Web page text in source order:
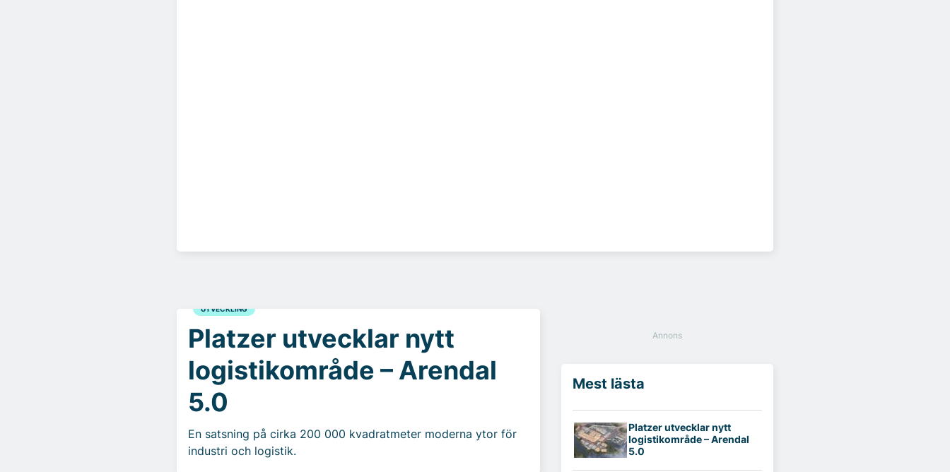
UTVECKLING
Platzer utvecklar nytt
logistikområde – Arendal
5.0
En satsning på cirka 200 000 kvadratmeter moderna ytor för
industri och logistik.
Mest lästa
Platzer utvecklar nytt
logistikområde – Arendal
5.0